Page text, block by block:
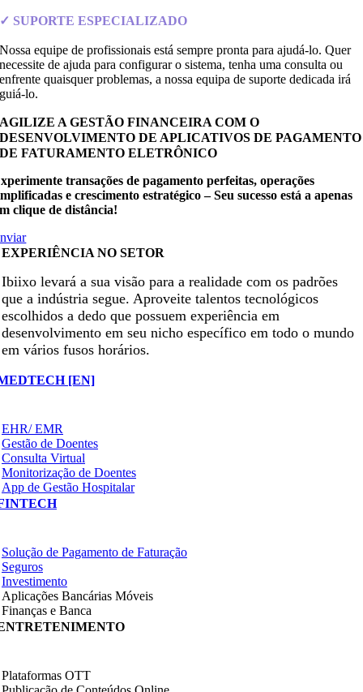
✓ SUPORTE ESPECIALIZADO
Nossa equipe de profissionais está sempre pronta para ajudá-lo. Quer
necessite de ajuda para configurar o sistema, tenha uma consulta ou
enfrente quaisquer problemas, a nossa equipa de suporte dedicada irá
guiá-lo.
AGILIZE A GESTÃO FINANCEIRA COM O
DESENVOLVIMENTO DE APLICATIVOS DE PAGAMENTO
DE FATURAMENTO ELETRÔNICO
transações de pagamento perfeitas, operações
e crescimento estratégico – Seu sucesso está a apenas
clique de distância!
EXPERIÊNCIA NO SETOR
Ibiixo levará a sua visão para a realidade com os padrões
que a indústria segue. Aproveite talentos tecnológicos
escolhidos a dedo que possuem experiência em
desenvolvimento em seu nicho específico em todo o mundo
em vários fusos horários.
[EN]
EHR/ EMR
Gestão de Doentes
Consulta Virtual
Monitorização de Doentes
App de Gestão Hospitalar
Solução de Pagamento de Faturação
Seguros
Investimento
Aplicações Bancárias Móveis
Finanças e Banca
Plataformas OTT